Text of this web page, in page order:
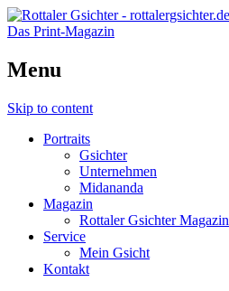
Das Print-Magazin
Menu
Skip to content
Portraits
Gsichter
Unternehmen
Midananda
Magazin
Rottaler Gsichter Magazin
Service
Mein Gsicht
Kontakt